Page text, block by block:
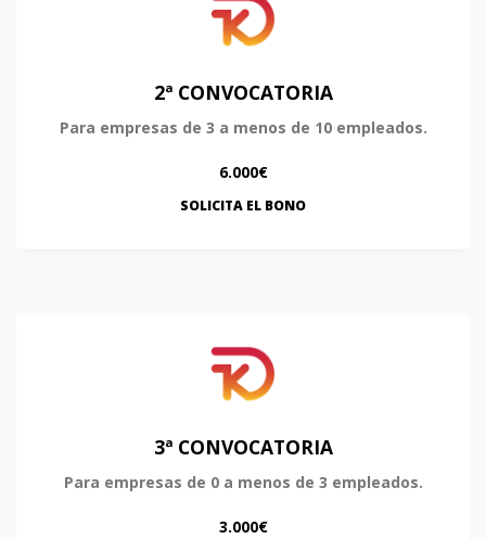
2ª CONVOCATORIA
Para empresas de 3 a menos de 10 empleados.
6.000€
SOLICITA EL BONO
3ª CONVOCATORIA
Para empresas de 0 a menos de 3 empleados.
3.000€